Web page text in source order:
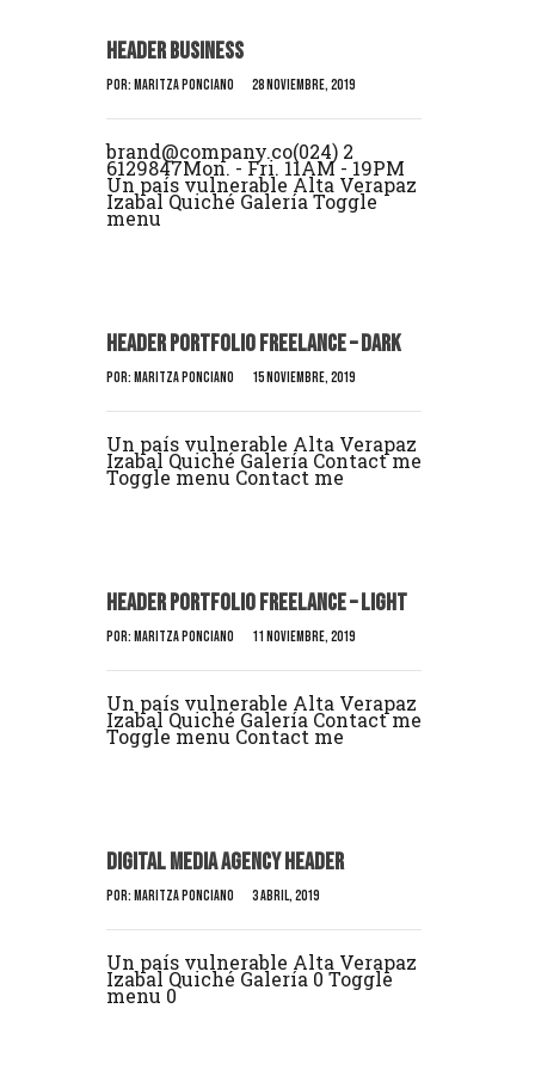
Header Business
Por: Maritza Ponciano 28 noviembre, 2019
brand@company.co(024) 2
6129847Mon. - Fri. 11AM - 19PM
Un país vulnerable Alta Verapaz
Izabal Quiché Galería Toggle
menu
Header Portfolio Freelance – Dark
Por: Maritza Ponciano 15 noviembre, 2019
Un país vulnerable Alta Verapaz
Izabal Quiché Galería Contact me
Toggle menu Contact me
Header Portfolio Freelance – Light
Por: Maritza Ponciano 11 noviembre, 2019
Un país vulnerable Alta Verapaz
Izabal Quiché Galería Contact me
Toggle menu Contact me
Digital Media Agency Header
Por: Maritza Ponciano 3 abril, 2019
Un país vulnerable Alta Verapaz
Izabal Quiché Galería 0 Toggle
menu 0